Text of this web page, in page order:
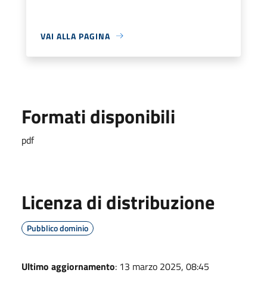
VAI ALLA PAGINA
Formati disponibili
pdf
Licenza di distribuzione
Pubblico dominio
Ultimo aggiornamento: 13 marzo 2025, 08:45